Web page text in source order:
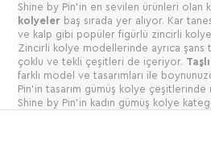
Shine by Pin’in en sevilen ürünleri olan
kolyeler baş sırada yer alıyor. Kar
ve kalp gibi popüler figürlü zincirli
Zincirli kolye modellerinde ayrıca şans
çoklu ve tekli çeşitleri de içeriyor.
farklı model ve tasarımları ile
Pin’in tasarım gümüş kolye çeşitlerinde
Shine by Pin’in kadın gümüş kolye